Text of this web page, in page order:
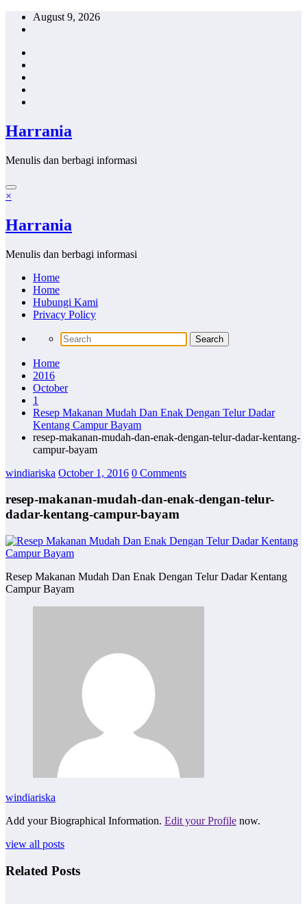
Skip
August 9, 2026
Harrania
Menulis dan berbagi informasi
×
Harrania
Menulis dan berbagi informasi
Home
Home
Hubungi Kami
Privacy Policy
Home
2016
October
1
Resep Makanan Mudah Dan Enak Dengan Telur Dadar
Kentang Campur Bayam
resep-makanan-mudah-dan-enak-dengan-telur-dadar-kentang-
campur-bayam
windiariska October 1, 2016 0 Comments
resep-makanan-mudah-dan-enak-dengan-telur-
dadar-kentang-campur-bayam
Resep Makanan Mudah Dan Enak Dengan Telur Dadar Kentang
Campur Bayam
windiariska
Add your Biographical Information. Edit your Profile now.
view all posts
Related Posts